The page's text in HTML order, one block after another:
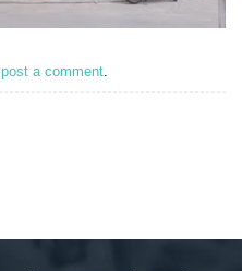
post a comment